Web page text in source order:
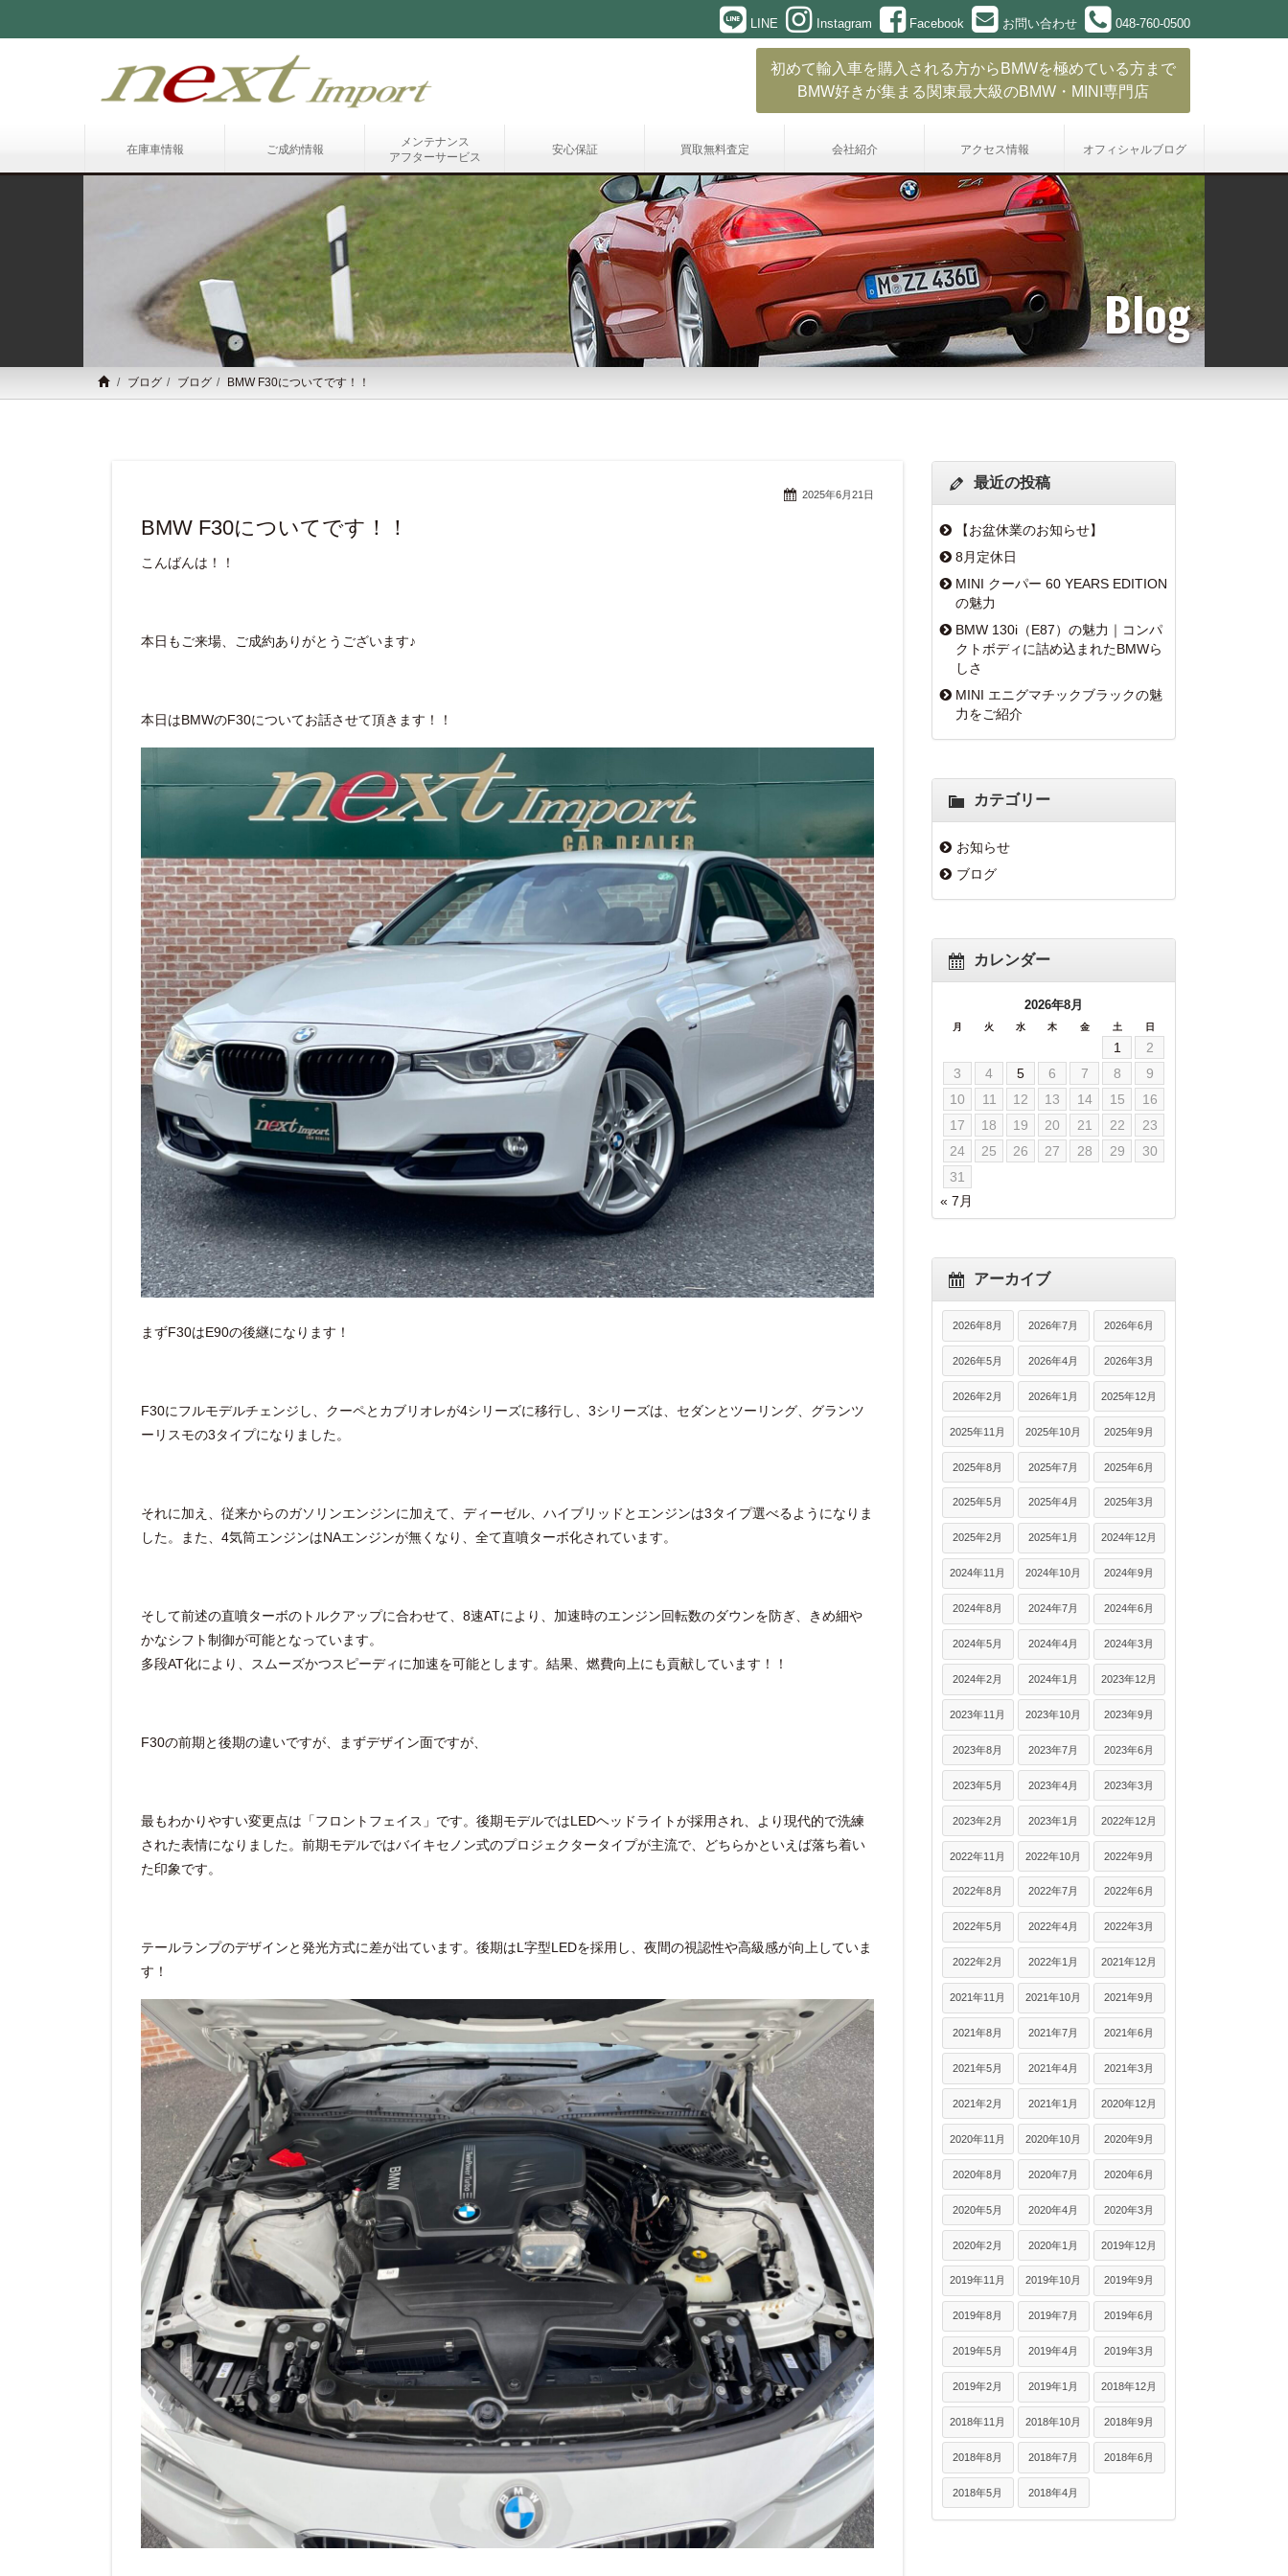
LINE Instagram Facebook お問い合わせ 048-760-0500
初めて輸入車を購入される方からBMWを極めている方まで
BMW好きが集まる関東最大級のBMW・MINI専門店
在庫車情報 ご成約情報
メンテナンス
アフターサービス
安心保証 買取無料査定 会社紹介 アクセス情報 オフィシャルブログ
Blog
ブログ ブログ BMW F30についてです！！
2025年6月21日
BMW F30についてです！！
こんばんは！！
本日もご来場、ご成約ありがとうございます♪
本日はBMWのF30についてお話させて頂きます！！
まずF30はE90の後継になります！
F30にフルモデルチェンジし、クーペとカブリオレが4シリーズに移行し、3シリーズは、セダンとツーリング、グランツ
ーリスモの3タイプになりました。
それに加え、従来からのガソリンエンジンに加えて、ディーゼル、ハイブリッドとエンジンは3タイプ選べるようになりま
した。また、4気筒エンジンはNAエンジンが無くなり、全て直噴ターボ化されています。
そして前述の直噴ターボのトルクアップに合わせて、8速ATにより、加速時のエンジン回転数のダウンを防ぎ、きめ細や
かなシフト制御が可能となっています。
多段AT化により、スムーズかつスピーディに加速を可能とします。結果、燃費向上にも貢献しています！！
F30の前期と後期の違いですが、まずデザイン面ですが、
最もわかりやすい変更点は「フロントフェイス」です。後期モデルではLEDヘッドライトが採用され、より現代的で洗練
された表情になりました。前期モデルではバイキセノン式のプロジェクタータイプが主流で、どちらかといえば落ち着い
た印象です。
テールランプのデザインと発光方式に差が出ています。後期はL字型LEDを採用し、夜間の視認性や高級感が向上していま
す！
最近の投稿
【お盆休業のお知らせ】
8月定休日
MINI クーパー 60 YEARS EDITION
の魅力
BMW 130i（E87）の魅力｜コンパ
クトボディに詰め込まれたBMWら
しさ
MINI エニグマチックブラックの魅
力をご紹介
カテゴリー
お知らせ
ブログ
カレンダー
2026年8月
月 火 水 木 金 土 日
1
2
3
4 5 6 7 8
9
10
11 12 13 14 15
16
17
18 19 20 21 22
23
24
25 26 27 28 29
30
31
« 7月
アーカイブ
2026年8月 2026年7月 2026年6月
2026年5月 2026年4月 2026年3月
2026年2月 2026年1月 2025年12月
2025年11月 2025年10月 2025年9月
2025年8月 2025年7月 2025年6月
2025年5月 2025年4月 2025年3月
2025年2月 2025年1月 2024年12月
2024年11月 2024年10月 2024年9月
2024年8月 2024年7月 2024年6月
2024年5月 2024年4月 2024年3月
2024年2月 2024年1月 2023年12月
2023年11月 2023年10月 2023年9月
2023年8月 2023年7月 2023年6月
2023年5月 2023年4月 2023年3月
2023年2月 2023年1月 2022年12月
2022年11月 2022年10月 2022年9月
2022年8月 2022年7月 2022年6月
2022年5月 2022年4月 2022年3月
2022年2月 2022年1月 2021年12月
2021年11月 2021年10月 2021年9月
2021年8月 2021年7月 2021年6月
2021年5月 2021年4月 2021年3月
2021年2月 2021年1月 2020年12月
2020年11月 2020年10月 2020年9月
2020年8月 2020年7月 2020年6月
2020年5月 2020年4月 2020年3月
2020年2月 2020年1月 2019年12月
2019年11月 2019年10月 2019年9月
2019年8月 2019年7月 2019年6月
2019年5月 2019年4月 2019年3月
2019年2月 2019年1月 2018年12月
2018年11月 2018年10月 2018年9月
2018年8月 2018年7月 2018年6月
2018年5月 2018年4月